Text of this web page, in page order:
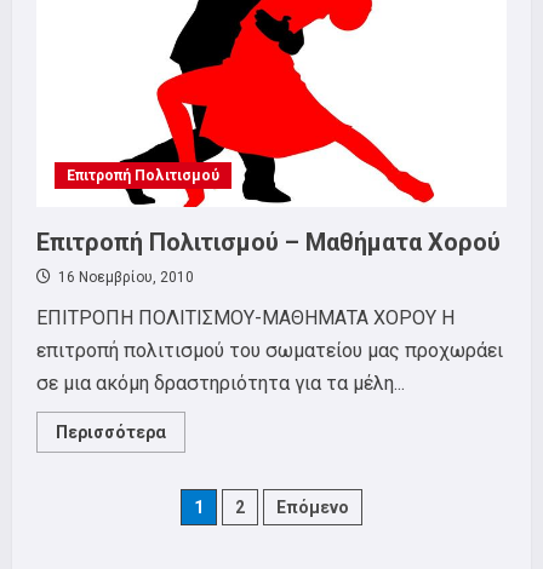
Επιτροπή Πολιτισμού
Επιτροπή Πολιτισμού – Μαθήματα Χορού
16 Νοεμβρίου, 2010
EΠΙΤΡΟΠΗ ΠΟΛΙΤΙΣΜΟΥ-ΜΑΘΗΜΑΤΑ ΧΟΡΟΥ Η
επιτροπή πολιτισμού του σωματείου μας προχωράει
σε μια ακόμη δραστηριότητα για τα μέλη...
Περισσότερα
more
Πολιτισμού
Posts
1 2 Επόμενο